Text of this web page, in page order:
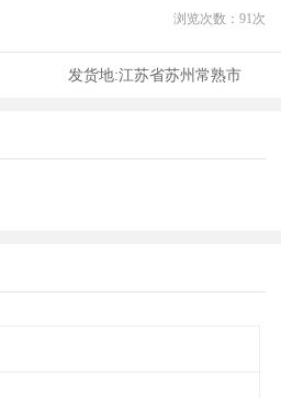
浏览次数： 91 次
发货地:江苏省苏州常熟市